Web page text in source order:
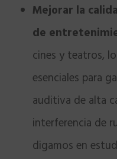
Mejorar la
de
cines y teatros,
esenciales para
auditiva de alta
interferencia de
digamos en